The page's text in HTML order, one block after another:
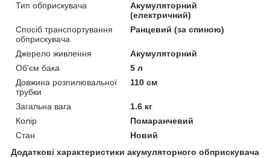
Тип обприскувача
Акумуляторний
(електричний)
Спосіб транспортування
обприскувача
Ранцевий (за спиною)
Джерело живлення
Акумуляторний
Об'єм бака
5 л
Довжина розпилювальної
трубки
110 см
Загальна вага
1.6 кг
Колір
Помаранчевий
Стан
Новий
Додаткові характеристики акумуляторного обприскувача